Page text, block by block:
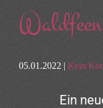
Waldfeen
05.01.2022 |Kein
Ein